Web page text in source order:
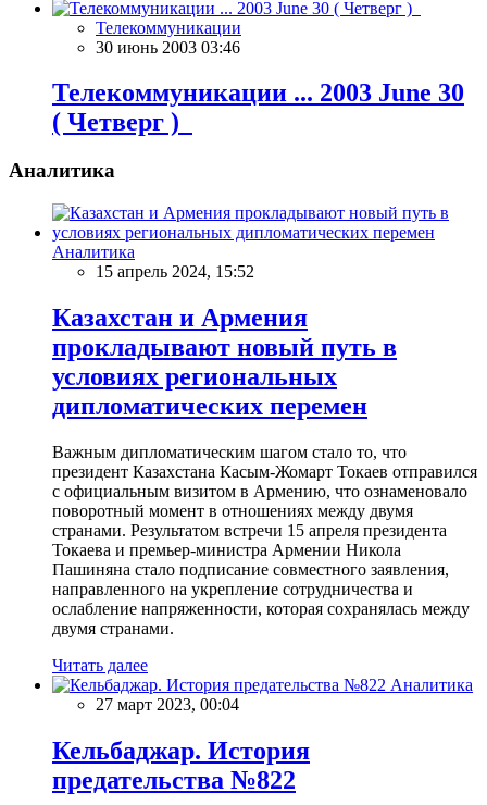
Телекоммуникации
30 июнь 2003 03:46
Телекоммуникации ... 2003 June 30
( Четверг )
Аналитика
Аналитика
15 апрель 2024, 15:52
Казахстан и Армения
прокладывают новый путь в
условиях региональных
дипломатических перемен
Важным дипломатическим шагом стало то, что
президент Казахстана Касым-Жомарт Токаев отправился
с официальным визитом в Армению, что ознаменовало
поворотный момент в отношениях между двумя
странами. Результатом встречи 15 апреля президента
Токаева и премьер-министра Армении Никола
Пашиняна стало подписание совместного заявления,
направленного на укрепление сотрудничества и
ослабление напряженности, которая сохранялась между
двумя странами.
Читать далее
Аналитика
27 март 2023, 00:04
Кельбаджар. История
предательства №822